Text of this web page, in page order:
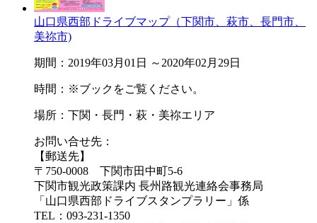
山口県西部ドライブマップ（下関市、萩市、長門市、
美祢市)
期間：2019年03月01日 ～2020年02月29日
時間：※ブックをご覧ください。
場所：下関・長門・萩・美祢エリア
お問い合せ先：
【郵送先】
〒750-0008 下関市田中町5-6
下関市観光政策課内 長州路観光連絡会事務局
「山口県西部ドライブスタンプラリー」係
TEL：093-231-1350